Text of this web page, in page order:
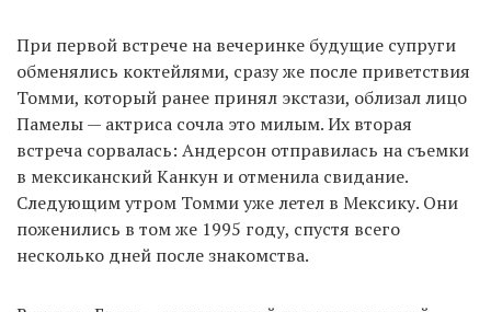
При первой встрече на вечеринке будущие супруги
обменялись коктейлями, сразу же после приветствия
Томми, который ранее принял экстази, облизал лицо
Памелы — актриса сочла это милым. Их вторая
встреча сорвалась: Андерсон отправилась на съемки
в мексиканский Канкун и отменила свидание.
Следующим утром Томми уже летел в Мексику. Они
поженились в том же 1995 году, спустя всего
несколько дней после знакомства.